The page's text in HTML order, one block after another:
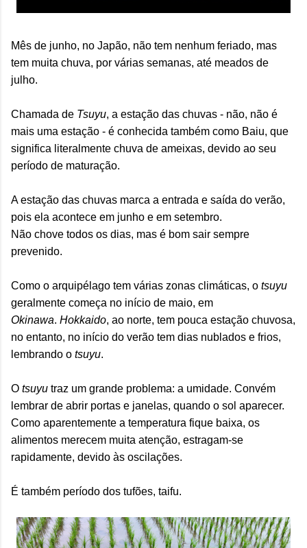
Mês de junho, no Japão, não tem nenhum feriado, mas
tem muita chuva, por várias semanas, até meados de
julho.
Chamada de Tsuyu, a estação das chuvas - não, não é
mais uma estação - é conhecida também como Baiu, que
significa literalmente chuva de ameixas, devido ao seu
período de maturação.
A estação das chuvas marca a entrada e saída do verão,
pois ela acontece em junho e em setembro.
Não chove todos os dias, mas é bom sair sempre
prevenido.
Como o arquipélago tem várias zonas climáticas, o tsuyu
geralmente começa no início de maio, em
Okinawa. Hokkaido, ao norte, tem pouca estação chuvosa,
no entanto, no início do verão tem dias nublados e frios,
lembrando o tsuyu.
O tsuyu traz um grande problema: a umidade. Convém
lembrar de abrir portas e janelas, quando o sol aparecer.
Como aparentemente a temperatura fique baixa, os
alimentos merecem muita atenção, estragam-se
rapidamente, devido às oscilações.
É também período dos tufões, taifu.